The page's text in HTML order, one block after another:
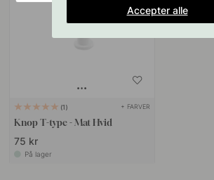
1 + FARVER
Knop T-type - Mat Hvid
75 kr
På lager
Accepter alle